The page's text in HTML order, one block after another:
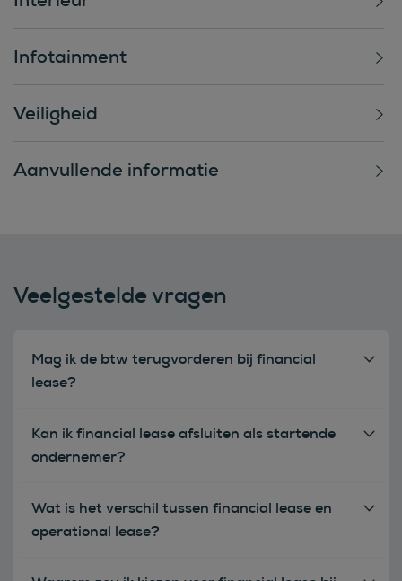
Infotainment
Veiligheid
Aanvullende informatie
Veelgestelde vragen
Mag ik de btw terugvorderen bij financial
lease?
Kan ik financial lease afsluiten als startende
ondernemer?
Wat is het verschil tussen financial lease en
operational lease?